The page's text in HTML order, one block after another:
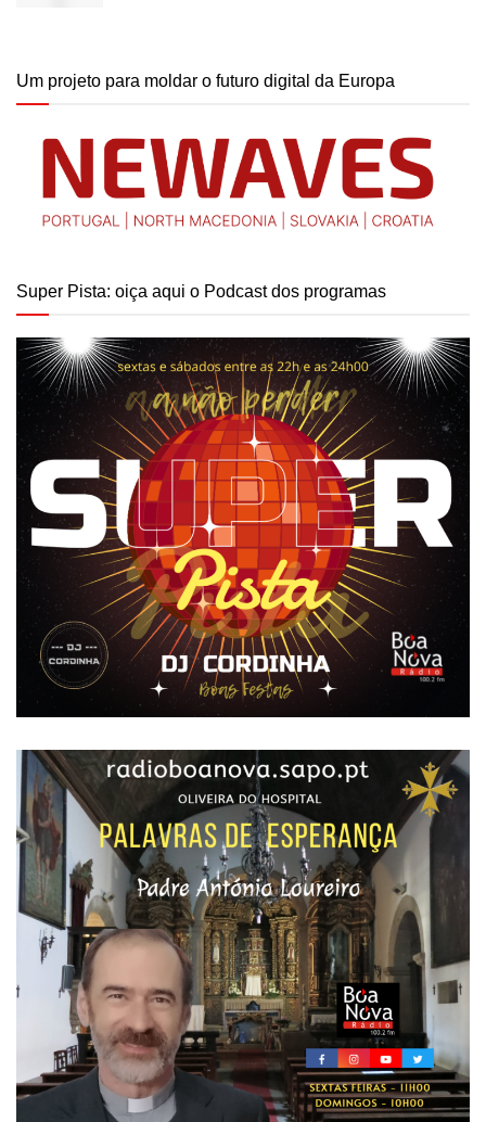
Um projeto para moldar o futuro digital da Europa
Super Pista: oiça aqui o Podcast dos programas